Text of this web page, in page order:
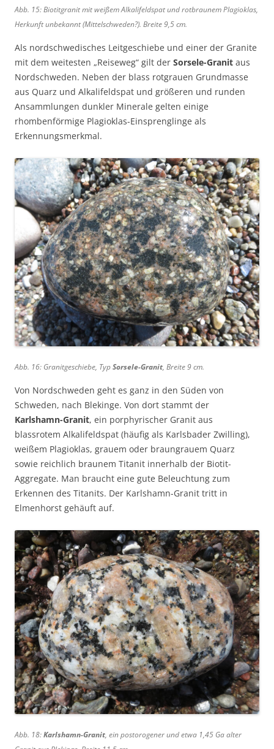
Abb. 15: Biotitgranit mit weißem Alkalifeldspat und rotbraunem Plagioklas,
Herkunft unbekannt (Mittelschweden?). Breite 9,5 cm.
Als nordschwedisches Leitgeschiebe und einer der Granite
mit dem weitesten „Reiseweg“ gilt der Sorsele-Granit aus
Nordschweden. Neben der blass rotgrauen Grundmasse
aus Quarz und Alkalifeldspat und größeren und runden
Ansammlungen dunkler Minerale gelten einige
rhombenförmige Plagioklas-Einsprenglinge als
Erkennungsmerkmal.
Abb. 16: Granitgeschiebe, TypSorsele-Granit, Breite 9 cm.
Von Nordschweden geht es ganz in den Süden von
Schweden, nach Blekinge. Von dort stammt der
Karlshamn-Granit, ein porphyrischer Granit aus
blassrotem Alkalifeldspat (häufig als Karlsbader Zwilling),
weißem Plagioklas, grauem oder braungrauem Quarz
sowie reichlich braunem Titanit innerhalb der Biotit-
Aggregate. Man braucht eine gute Beleuchtung zum
Erkennen des Titanits. Der Karlshamn-Granit tritt in
Elmenhorst gehäuft auf.
Abb. 18:Karlshamn-Granit, ein postorogener und etwa 1,45 Ga alter